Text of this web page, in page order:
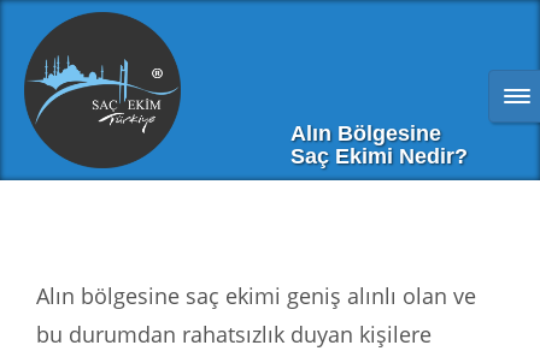
Alın Bölgesine
Saç Ekimi Nedir?
Alın bölgesine saç ekimi geniş alınlı olan ve
bu durumdan rahatsızlık duyan kişilere